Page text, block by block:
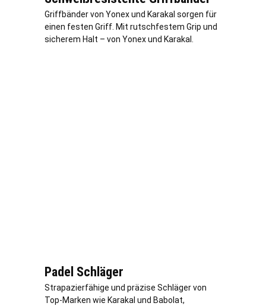
Griffbänder von Yonex und Karakal sorgen für
einen festen Griff. Mit rutschfestem Grip und
sicherem Halt – von Yonex und Karakal.
Padel Schläger
Strapazierfähige und präzise Schläger von
Top-Marken wie Karakal und Babolat,